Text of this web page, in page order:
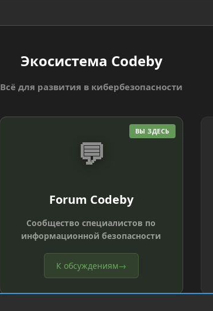
Экосистема Codeby
Всё для развития в кибербезопасности
ВЫ ЗДЕСЬ
💬
Forum Codeby
Сообщество специалистов по
информационной безопасности
К обсуждениям→